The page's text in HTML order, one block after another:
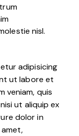
nisl.
adipisicing
ut labore et
veniam, quis
ut aliquip ex
dolor in